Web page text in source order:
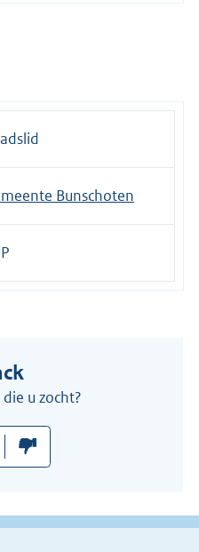
Bunschoten
u zocht?